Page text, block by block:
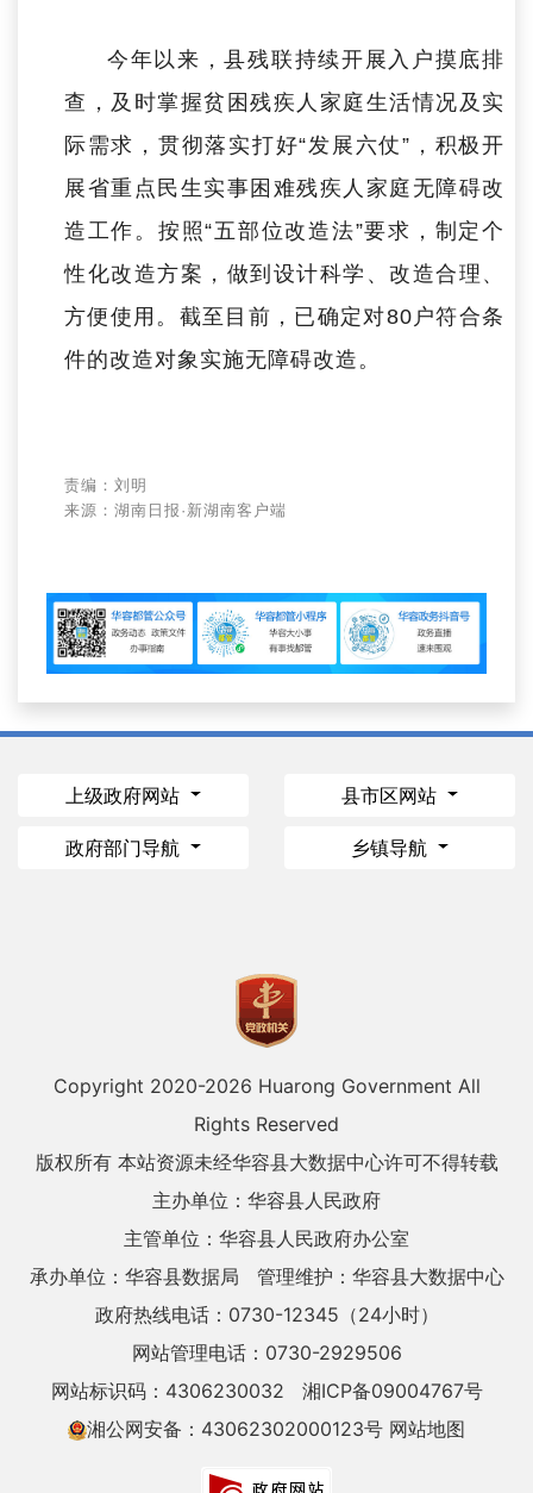
今年以来，县残联持续开展入户摸底排
查，及时掌握贫困残疾人家庭生活情况及实
际需求，贯彻落实打好“发展六仗”，积极开
展省重点民生实事困难残疾人家庭无障碍改
造工作。按照“五部位改造法”要求，制定个
性化改造方案，做到设计科学、改造合理、
方便使用。截至目前，已确定对80户符合条
件的改造对象实施无障碍改造。
责编：刘明
来源：湖南日报·新湖南客户端
上级政府网站 县市区网站
政府部门导航 乡镇导航
Copyright 2020-2026 Huarong Government All
Rights Reserved
版权所有 本站资源未经华容县大数据中心许可不得转载
主办单位：华容县人民政府
主管单位：华容县人民政府办公室
承办单位：华容县数据局
管理维护：华容县大数据中心
政府热线电话：0730-12345（24小时）
网站管理电话：0730-2929506
网站标识码：4306230032
湘ICP备09004767号
湘公网安备：43062302000123号 网站地图